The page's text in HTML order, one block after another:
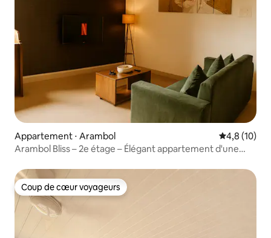
Appartement ⋅ Arambol Évaluation
4,8 (10)
Arambol Bliss – 2e étage – Élégant appartement d'une
Coup de cœur voyageurs
Coup de cœur voyageurs